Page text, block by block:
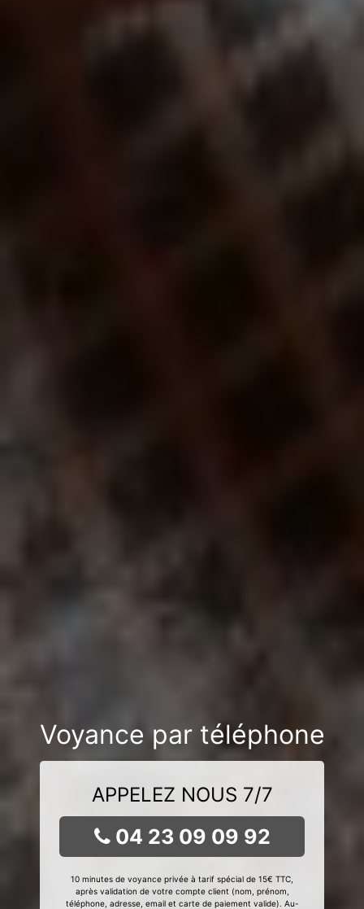
Voyance par téléphone
APPELEZ NOUS 7/7
04 23 09 09 92
10 minutes de voyance privée à tarif spécial de 15€ TTC,
après validation de votre compte client (nom, prénom,
téléphone, adresse, email et carte de paiement valide). Au-